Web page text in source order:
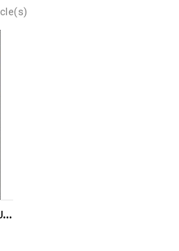
G
RAMMAIRE GRECQUE DU NOUVEAU TESTAMENT